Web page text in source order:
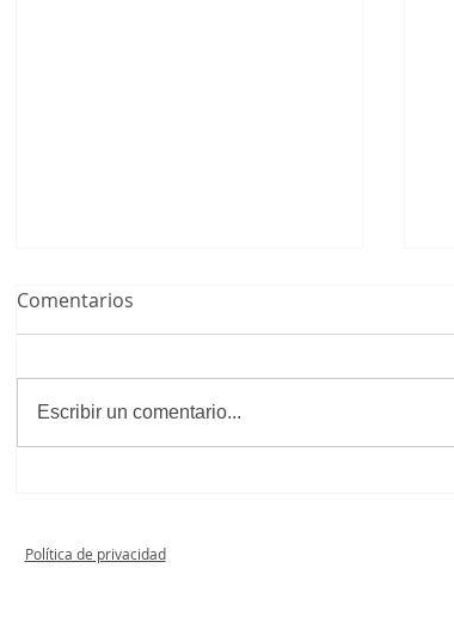
Comentarios
Escribir un comentario...
Política de privacidad